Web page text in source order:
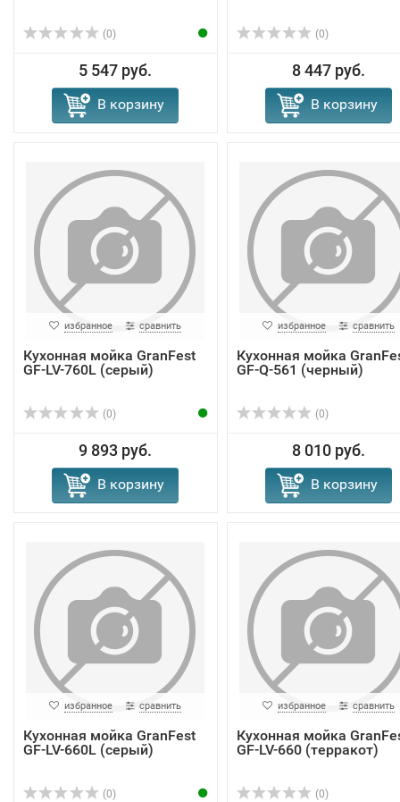
(0)
5 547 руб.
В корзину
(0)
8 447 руб.
В корзину
избранное сравнить
Кухонная мойка GranFest
GF-LV-760L (серый)
(0)
9 893 руб.
В корзину
избранное сравнить
Кухонная мойка
GF-Q-561 (черный)
(0)
8 010 руб.
В корзину
избранное сравнить
Кухонная мойка GranFest
GF-LV-660L (серый)
(0)
избранное сравнить
Кухонная мойка
GF-LV-660 (терракот)
(0)